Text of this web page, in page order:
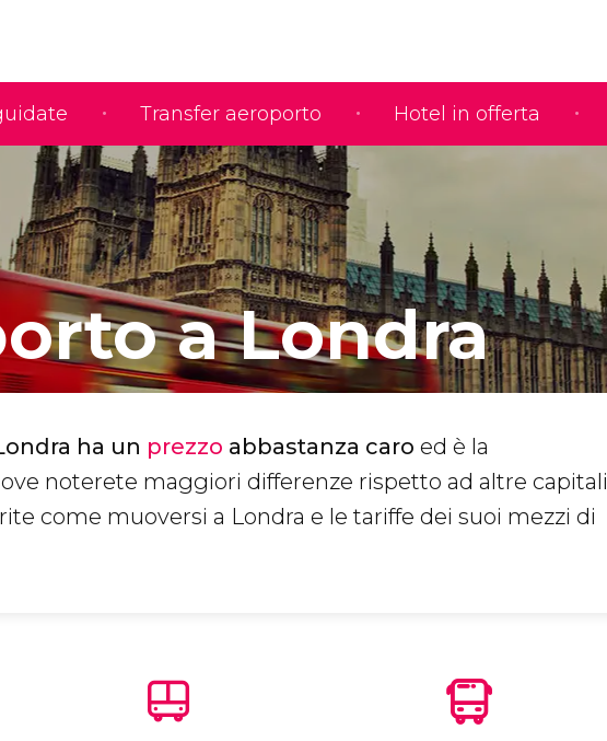
Transfer aeroporto Hotel in offerta
a Londra
ha un prezzo abbastanza caro ed è la
noterete maggiori differenze rispetto ad altre capitali
come muoversi a Londra e le tariffe dei suoi mezzi di